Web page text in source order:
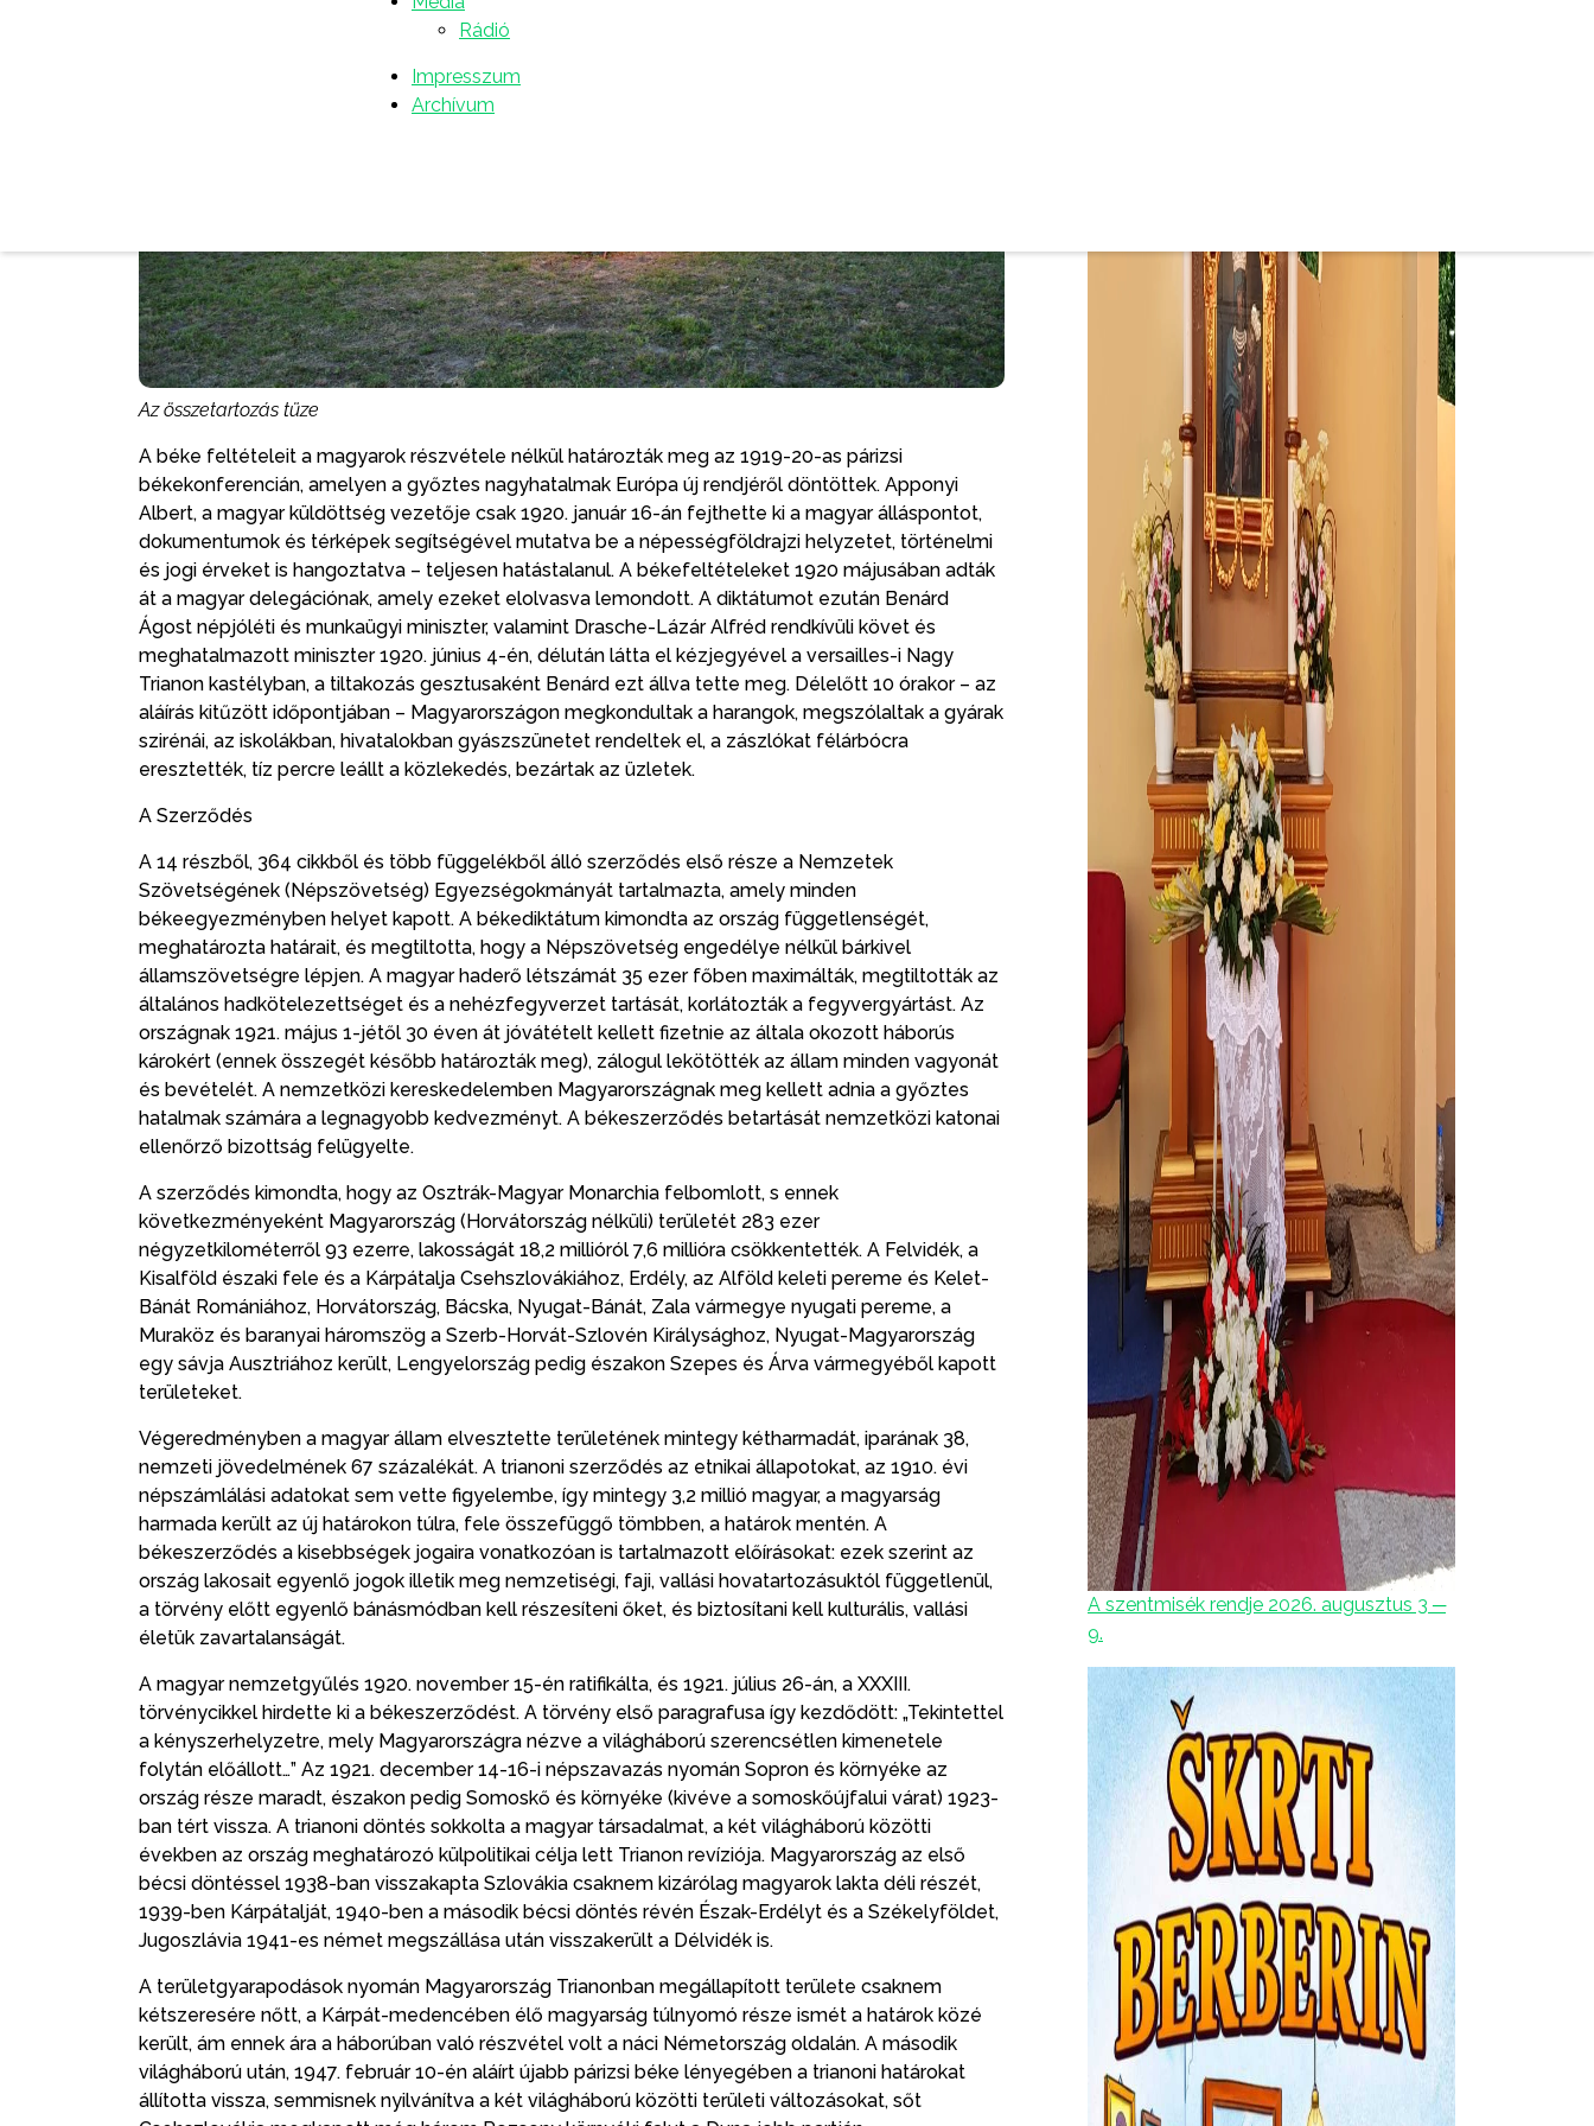
Rádió
Impresszum
Archívum
Az összetartozás tüze
A béke feltételeit a magyarok részvétele nélkül határozták meg az 1919-20-as párizsi
békekonferencián, amelyen a győztes nagyhatalmak Európa új rendjéről döntöttek. Apponyi
Albert, a magyar küldöttség vezetője csak 1920. január 16-án fejthette ki a magyar álláspontot,
dokumentumok és térképek segítségével mutatva be a népességföldrajzi helyzetet, történelmi
és jogi érveket is hangoztatva – teljesen hatástalanul. A békefeltételeket 1920 májusában adták
át a magyar delegációnak, amely ezeket elolvasva lemondott. A diktátumot ezután Benárd
Ágost népjóléti és munkaügyi miniszter, valamint Drasche-Lázár Alfréd rendkívüli követ és
meghatalmazott miniszter 1920. június 4-én, délután látta el kézjegyével a versailles-i Nagy
Trianon kastélyban, a tiltakozás gesztusaként Benárd ezt állva tette meg. Délelőtt 10 órakor – az
aláírás kitűzött időpontjában – Magyarországon megkondultak a harangok, megszólaltak a gyárak
szirénái, az iskolákban, hivatalokban gyászszünetet rendeltek el, a zászlókat félárbócra
eresztették, tíz percre leállt a közlekedés, bezártak az üzletek.
A Szerződés
A 14 részből, 364 cikkből és több függelékből álló szerződés első része a Nemzetek
Szövetségének (Népszövetség) Egyezségokmányát tartalmazta, amely minden
békeegyezményben helyet kapott. A békediktátum kimondta az ország függetlenségét,
meghatározta határait, és megtiltotta, hogy a Népszövetség engedélye nélkül bárkivel
államszövetségre lépjen. A magyar haderő létszámát 35 ezer főben maximálták, megtiltották az
általános hadkötelezettséget és a nehézfegyverzet tartását, korlátozták a fegyvergyártást. Az
országnak 1921. május 1-jétől 30 éven át jóvátételt kellett fizetnie az általa okozott háborús
károkért (ennek összegét később határozták meg), zálogul lekötötték az állam minden vagyonát
és bevételét. A nemzetközi kereskedelemben Magyarországnak meg kellett adnia a győztes
hatalmak számára a legnagyobb kedvezményt. A békeszerződés betartását nemzetközi katonai
ellenőrző bizottság felügyelte.
A szerződés kimondta, hogy az Osztrák-Magyar Monarchia felbomlott, s ennek
következményeként Magyarország (Horvátország nélküli) területét 283 ezer
négyzetkilométerről 93 ezerre, lakosságát 18,2 millióról 7,6 millióra csökkentették. A Felvidék, a
Kisalföld északi fele és a Kárpátalja Csehszlovákiához, Erdély, az Alföld keleti pereme és Kelet-
Bánát Romániához, Horvátország, Bácska, Nyugat-Bánát, Zala vármegye nyugati pereme, a
Muraköz és baranyai háromszög a Szerb-Horvát-Szlovén Királysághoz, Nyugat-Magyarország
egy sávja Ausztriához került, Lengyelország pedig északon Szepes és Árva vármegyéből kapott
területeket.
Végeredményben a magyar állam elvesztette területének mintegy kétharmadát, iparának 38,
nemzeti jövedelmének 67 százalékát. A trianoni szerződés az etnikai állapotokat, az 1910. évi
népszámlálási adatokat sem vette figyelembe, így mintegy 3,2 millió magyar, a magyarság
harmada került az új határokon túlra, fele összefüggő tömbben, a határok mentén. A
békeszerződés a kisebbségek jogaira vonatkozóan is tartalmazott előírásokat: ezek szerint az
ország lakosait egyenlő jogok illetik meg nemzetiségi, faji, vallási hovatartozásuktól függetlenül,
a törvény előtt egyenlő bánásmódban kell részesíteni őket, és biztosítani kell kulturális, vallási
életük zavartalanságát.
A magyar nemzetgyűlés 1920. november 15-én ratifikálta, és 1921. július 26-án, a XXXIII.
törvénycikkel hirdette ki a békeszerződést. A törvény első paragrafusa így kezdődött: „Tekintettel
a kényszerhelyzetre, mely Magyarországra nézve a világháború szerencsétlen kimenetele
folytán előállott…” Az 1921. december 14-16-i népszavazás nyomán Sopron és környéke az
ország része maradt, északon pedig Somoskő és környéke (kivéve a somoskőújfalui várat) 1923-
ban tért vissza. A trianoni döntés sokkolta a magyar társadalmat, a két világháború közötti
években az ország meghatározó külpolitikai célja lett Trianon revíziója. Magyarország az első
bécsi döntéssel 1938-ban visszakapta Szlovákia csaknem kizárólag magyarok lakta déli részét,
1939-ben Kárpátalját, 1940-ben a második bécsi döntés révén Észak-Erdélyt és a Székelyföldet,
Jugoszlávia 1941-es német megszállása után visszakerült a Délvidék is.
A területgyarapodások nyomán Magyarország Trianonban megállapított területe csaknem
kétszeresére nőtt, a Kárpát-medencében élő magyarság túlnyomó része ismét a határok közé
került, ám ennek ára a háborúban való részvétel volt a náci Németország oldalán. A második
világháború után, 1947. február 10-én aláírt újabb párizsi béke lényegében a trianoni határokat
állította vissza, semmisnek nyilvánítva a két világháború közötti területi változásokat, sőt
A szentmisék rendje 2026. augusztus 3 ─
9.